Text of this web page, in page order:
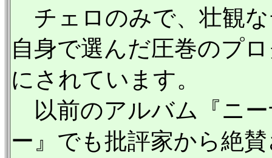
チェロのみで、壮観
自身で選んだ圧巻のプ
にされています。
以前のアルバム『ニ
ー』でも批評家から絶